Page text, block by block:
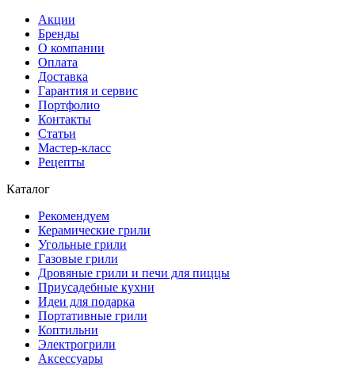
Акции
Бренды
О компании
Оплата
Доставка
Гарантия и сервис
Портфолио
Контакты
Статьи
Мастер-класс
Рецепты
Каталог
Рекомендуем
Керамические грили
Угольные грили
Газовые грили
Дровяные грили и печи для пиццы
Приусадебные кухни
Идеи для подарка
Портативные грили
Коптильни
Электрогрили
Аксессуары